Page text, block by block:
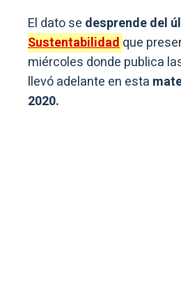
El dato se desprende del
Sustentabilidadque
miércoles donde publica
llevó adelante en esta
2020.